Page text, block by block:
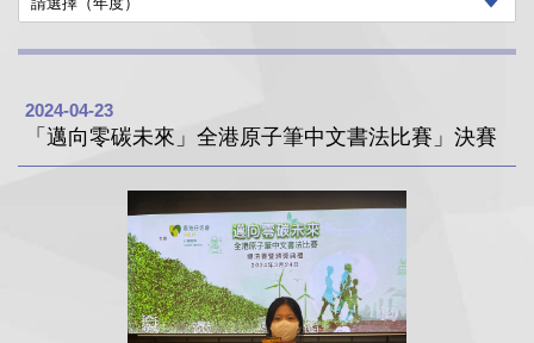
2024-04-23
「邁向零碳未來」全港原子筆中文書法比賽」決賽